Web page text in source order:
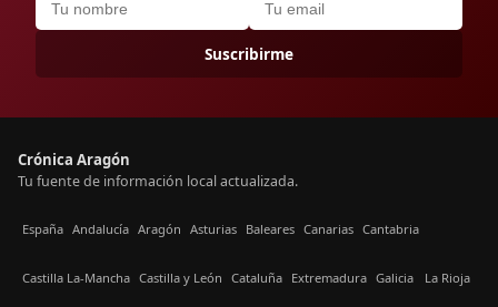
Suscribirme
Crónica Aragón
Tu fuente de información local actualizada.
España Andalucía Aragón Asturias Baleares Canarias Cantabria
Castilla La-Mancha Castilla y León Cataluña Extremadura Galicia La Rioja